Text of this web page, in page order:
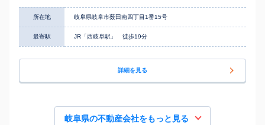
所在地 岐阜県岐阜市薮田南四丁目1番15号
最寄駅 JR「西岐阜駅」 徒歩19分
詳細を見る
岐阜県の不動産会社をもっと見る